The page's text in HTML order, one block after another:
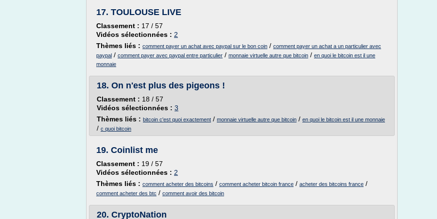
17. TOULOUSE LIVE
Classement : 17 / 57
Vidéos sélectionnées : 2
Thèmes liés : comment payer un achat avec paypal sur le bon coin / comment payer un achat a un particulier avec
paypal / comment payer avec paypal entre particulier / monnaie virtuelle autre que bitcoin / en quoi le bitcoin est il une
monnaie
18. On n'est plus des pigeons !
Classement : 18 / 57
Vidéos sélectionnées : 3
Thèmes liés : bitcoin c'est quoi exactement / monnaie virtuelle autre que bitcoin / en quoi le bitcoin est il une monnaie
/ c quoi bitcoin
19. Coinlist me
Classement : 19 / 57
Vidéos sélectionnées : 2
Thèmes liés : comment acheter des bitcoins / comment acheter bitcoin france / acheter des bitcoins france /
comment acheter des btc / comment avoir des bitcoin
20. CryptoNation